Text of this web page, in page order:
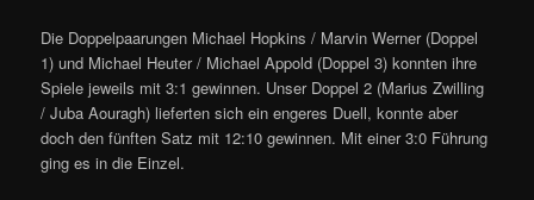
Die Doppelpaarungen Michael Hopkins / Marvin Werner (Doppel
1) und Michael Heuter / Michael Appold (Doppel 3) konnten ihre
Spiele jeweils mit 3:1 gewinnen. Unser Doppel 2 (Marius Zwilling
/ Juba Aouragh) lieferten sich ein engeres Duell, konnte aber
doch den fünften Satz mit 12:10 gewinnen. Mit einer 3:0 Führung
ging es in die Einzel.